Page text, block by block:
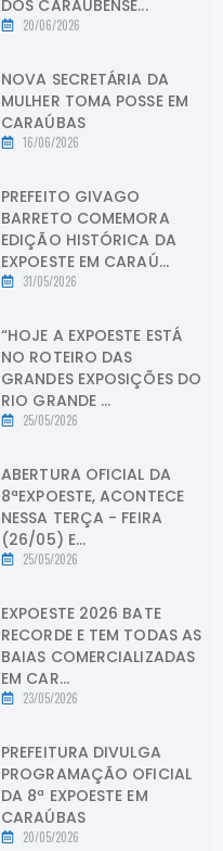
DOS CARAUBENSE...
20/06/2026
NOVA SECRETÁRIA DA
MULHER TOMA POSSE EM
CARAÚBAS
16/06/2026
PREFEITO GIVAGO
BARRETO COMEMORA
EDIÇÃO HISTÓRICA DA
EXPOESTE EM CARAÚ...
31/05/2026
“HOJE A EXPOESTE ESTÁ
NO ROTEIRO DAS
GRANDES EXPOSIÇÕES DO
RIO GRANDE ...
25/05/2026
ABERTURA OFICIAL DA
8ªEXPOESTE, ACONTECE
NESSA TERÇA - FEIRA
(26/05) E...
25/05/2026
EXPOESTE 2026 BATE
RECORDE E TEM TODAS AS
BAIAS COMERCIALIZADAS
EM CAR...
23/05/2026
PREFEITURA DIVULGA
PROGRAMAÇÃO OFICIAL
DA 8ª EXPOESTE EM
CARAÚBAS
20/05/2026